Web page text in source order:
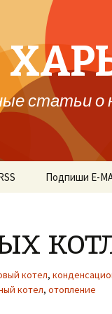
статьи о
Подпиши E-
котел,
котел, отопление